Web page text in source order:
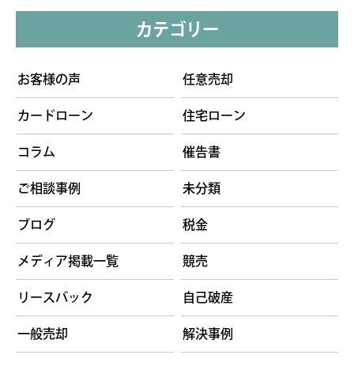
カテゴリー
お客様の声
カードローン
コラム
ご相談事例
ブログ
メディア掲載一覧
リースバック
一般売却
任意売却
住宅ローン
催告書
未分類
税金
競売
自己破産
解決事例